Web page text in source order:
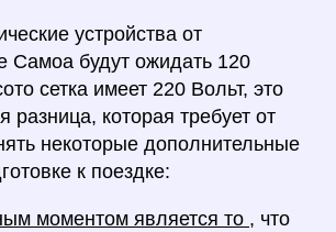
устройства от
Самоа будут ожидать 120
сетка имеет 220 Вольт, это
разница, которая требует от
некоторые дополнительные
к поездке:
моментом является то , что